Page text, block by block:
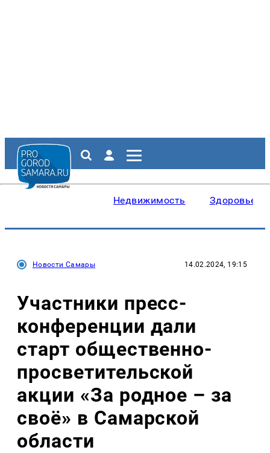
Недвижимость Здоровье
Новости Самары 14.02.2024, 19:15
Участники пресс-
конференции дали
старт общественно-
просветительской
акции «За родное – за
своё» в Самарской
области